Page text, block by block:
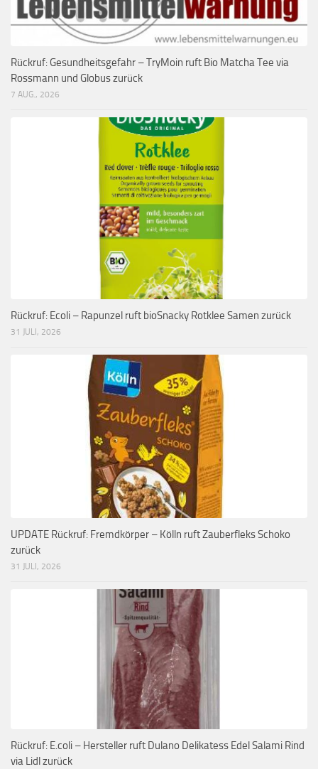
Rückruf: Gesundheitsgefahr – TryMoin ruft Bio Matcha Tee via
Rossmann und Globus zurück
7 AUG., 2026
Rückruf: Ecoli – Rapunzel ruft bioSnacky Rotklee Samen zurück
31 JULI, 2026
UPDATE Rückruf: Fremdkörper – Kölln ruft Zauberfleks Schoko
zurück
31 JULI, 2026
Rückruf: E.coli – Hersteller ruft Dulano Delikatess Edel Salami Rind
via Lidl zurück